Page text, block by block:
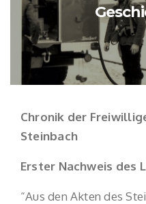
Chronik der
Steinbach
Erster Nachweis des
“Aus den Akten des